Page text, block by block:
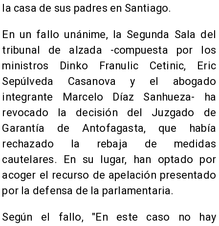
la casa de sus padres en Santiago.
En un fallo unánime, la Segunda Sala del
tribunal de alzada -compuesta por los
ministros Dinko Franulic Cetinic, Eric
Sepúlveda Casanova y el abogado
integrante Marcelo Díaz Sanhueza- ha
revocado la decisión del Juzgado de
Garantía de Antofagasta, que había
rechazado la rebaja de medidas
cautelares. En su lugar, han optado por
acoger el recurso de apelación presentado
por la defensa de la parlamentaria.
Según el fallo, "En este caso no hay